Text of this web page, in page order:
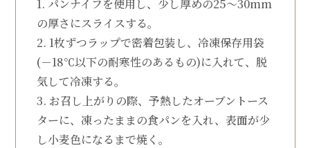
1. パンナイフを使用し、少し厚めの25～30mm
の厚さにスライスする。
2. 1枚ずつラップで密着包装し、冷凍保存用袋
(－18℃以下の耐寒性のあるもの)に入れて、脱
気して冷凍する。
3. お召し上がりの際、予熱したオーブントース
ターに、凍ったままの食パンを入れ、表面が少
し小麦色になるまで焼く。